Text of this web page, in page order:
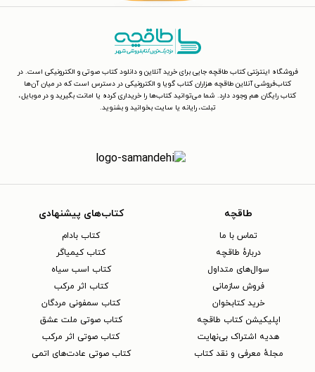
فروشگاه اینترنتی کتاب طاقچه جایی برای خرید آنلاین و دانلود کتاب صوتی و الکترونیکی است. در
کتاب‌فروشی آنلاین طاقچه هزاران کتاب گویا و الکترونیکی در دسترس است که در میان آن‌ها
کتاب رایگان هم وجود دارد. شما می‌توانید کتاب‌ها را خریداری کرده یا امانت بگیرید و در موبایل،
تبلت، رایانه یا سایت بخوانید و بشنوید.
طاقچه
تماس با ما
دربارهٔ طاقچه
سوال‌های متداول
فروش سازمانی
خرید کتابخوان
اپلیکیشن کتاب طاقچه
هدیه اشتراک بی‌نهایت
مجلهٔ معرفی و نقد کتاب
کتاب‌های پیشنهادی
کتاب بادام
کتاب کیمیاگر
کتاب اسب سیاه
کتاب اثر مرکب
کتاب سمفونی مردگان
کتاب صوتی ملت عشق
کتاب صوتی اثر مرکب
کتاب صوتی عادت‌های اتمی